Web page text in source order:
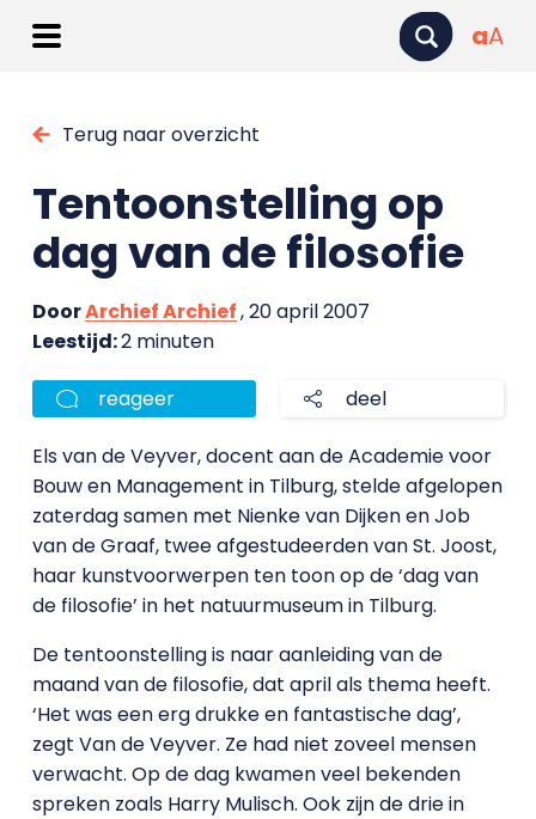
aA
Terug naar overzicht
Tentoonstelling op
dag van de filosofie
DoorArchief Archief, 20 april 2007
Leestijd:2 minuten
reageer deel
Els van de Veyver, docent aan de Academie voor
Bouw en Management in Tilburg, stelde afgelopen
zaterdag samen met Nienke van Dijken en Job
van de Graaf, twee afgestudeerden van St. Joost,
haar kunstvoorwerpen ten toon op de ‘dag van
de filosofie’ in het natuurmuseum in Tilburg.
De tentoonstelling is naar aanleiding van de
maand van de filosofie, dat april als thema heeft.
‘Het was een erg drukke en fantastische dag’,
zegt Van de Veyver. Ze had niet zoveel mensen
verwacht. Op de dag kwamen veel bekenden
spreken zoals Harry Mulisch. Ook zijn de drie in